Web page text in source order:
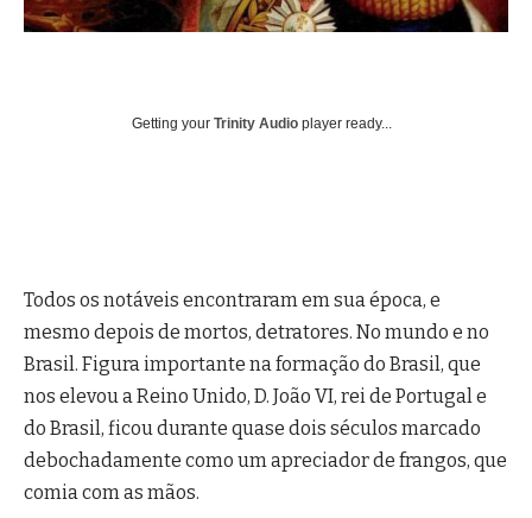
Getting your Trinity Audio player ready...
Todos os notáveis encontraram em sua época, e
mesmo depois de mortos, detratores. No mundo e no
Brasil. Figura importante na formação do Brasil, que
nos elevou a Reino Unido, D. João VI, rei de Portugal e
do Brasil, ficou durante quase dois séculos marcado
debochadamente como um apreciador de frangos, que
comia com as mãos.